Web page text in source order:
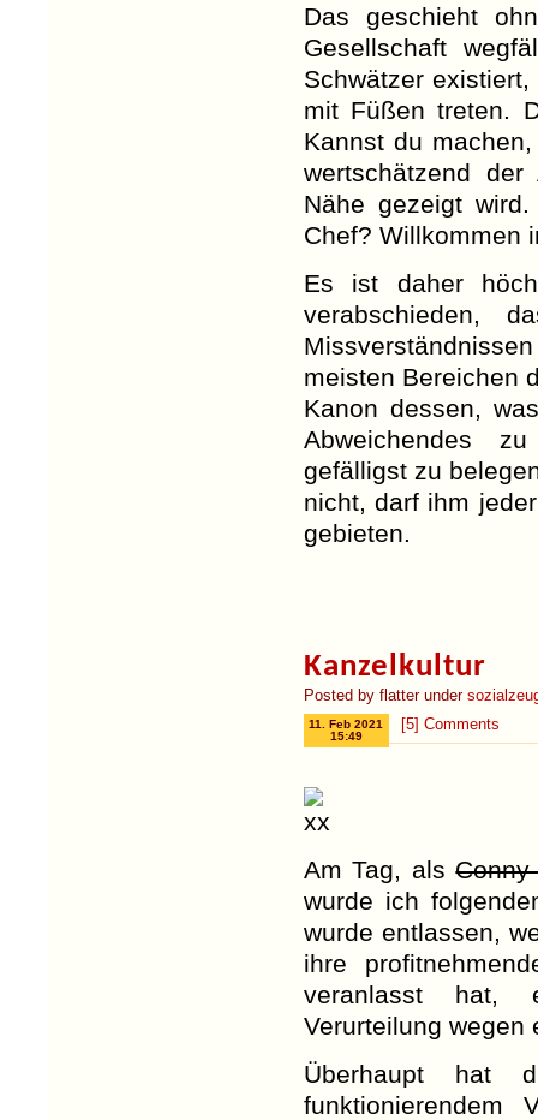
Das geschieht
Gesellschaft
Schwätzer existiert,
mit Füßen treten.
Kannst du
wertschätzend
Nähe gezeigt
Chef? Willkommen
Es ist daher
verabschieden,
meisten Bereichen
Kanon dessen,
Abweichendes
gefälligst zu
nicht, darf ihm
gebieten.
Kanzelkultur
Posted by flatter under
[5] Comments
11. Feb 2021
15:49
Am Tag, alsConny
wurde ich
wurde entlassen,
ihre
veranlasst hat,
Verurteilung wegen
Überhaupt hat
funktionierendem